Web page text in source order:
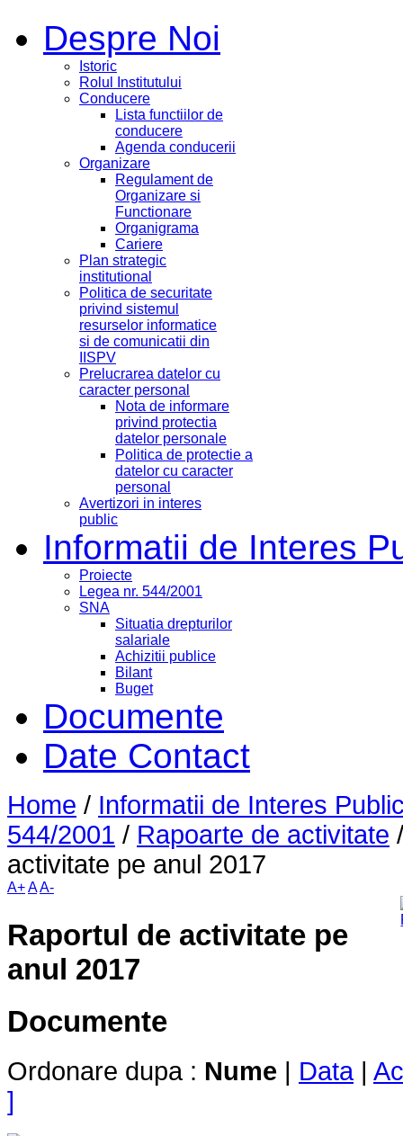
Despre Noi
Istoric
Rolul Institutului
Conducere
Lista functiilor de
conducere
Agenda conducerii
Organizare
Regulament de
Organizare si
Functionare
Organigrama
Cariere
Plan strategic
institutional
Politica de securitate
privind sistemul
resurselor informatice
si de comunicatii din
IISPV
Prelucrarea datelor cu
caracter personal
Nota de informare
privind protectia
datelor personale
Politica de protectie a
datelor cu caracter
personal
Avertizori in interes
public
Informatii de Interes
Proiecte
Legea nr. 544/2001
SNA
Situatia drepturilor
salariale
Achizitii publice
Bilant
Buget
Documente
Date Contact
Home / Informatii de Interes
544/2001 / Rapoarte de activitate
activitate pe anul 2017
A+AA-
Raportul de activitate pe
anul 2017
Documente
Ordonare dupa : Nume | Data|
]